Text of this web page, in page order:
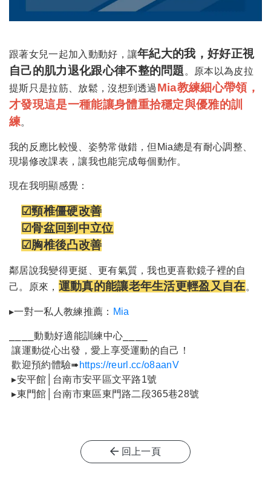
跟著女兒一起加入動動好，讓年紀大的我，好好正視
自己的肌力退化跟心律不整的問題 。原本以為皮拉
提斯只是拉筋、放鬆，沒想到透過 Mia教練細心帶領，
才發現這是一種能讓身體重拾穩定與優雅的訓
練。
我的反應比較慢、姿勢常做錯，但Mia總是有耐心調整、
現場修改課表，讓我也能完成每個動作。
現在我明顯感覺：
☑頸椎僵硬改善
☑骨盆回到中立位
☑胸椎後凸改善
鄰居說我變得更挺、更有氣質，我也更喜歡鏡子裡的自
己。原來， 運動真的能讓老年生活更輕盈又自在。
▸一對一私人教練推薦： Mia
⎯⎯⎯⎯動動好適能訓練中心⎯⎯⎯⎯
讓運動從心出發，愛上享受運動的自己！
歡迎預約體驗➠https://reurl.cc/o8aanV
▸安平館│台南市安平區文平路1號
▸東門館│台南市東區東門路二段365巷28號
回上一頁